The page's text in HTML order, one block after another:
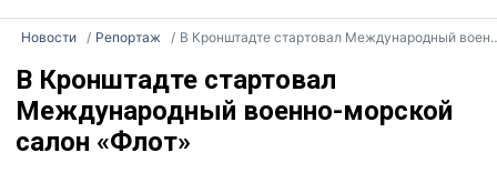
Новости Репортаж В Кронштадте стартовал Международный военно-морской салон «Флот»
В Кронштадте стартовал
Международный военно-морской
салон «Флот»